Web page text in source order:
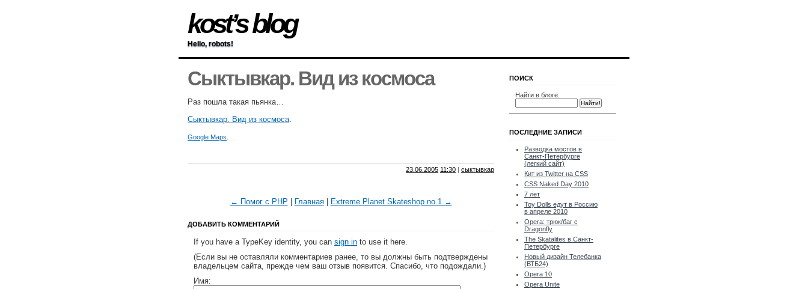
kost’s blog
Hello, robots!
Сыктывкар. Вид из космоса
Раз пошла такая пьянка…
Сыктывкар. Вид из космоса.
Google Maps.
23.06.2005 11:30 | сыктывкар
← Помог с PHP Главная| Extreme Planet Skateshop no.1 →
ДОБАВИТЬ КОММЕНТАРИЙ
If you have a TypeKey identity, you can sign in to use it here.
(Если вы не оставляли комментариев ранее, то вы должны быть подтверждены
владельцем сайта, прежде чем ваш отзыв появится. Спасибо, что подождали.)
Имя:
ПОИСК
Найти в блоге:
ПОСЛЕДНИЕ ЗАПИСИ
Разводка мостов в
Санкт-Петербурге
(легкий сайт)
Кит из Twitter на CSS
CSS Naked Day 2010
7 лет
Toy Dolls едут в Россию
в апреле 2010
Opera: трюк/баг с
Dragonfly
The Skatalites в Санкт-
Петербурге
Новый дизайн Телебанка
(ВТБ24)
Opera 10
Opera Unite